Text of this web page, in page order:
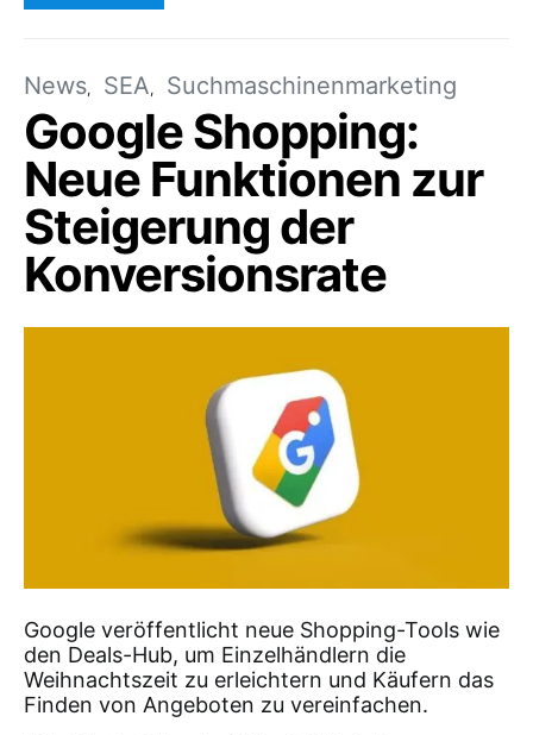
News SEA Suchmaschinenmarketing
Google Shopping:
Neue Funktionen zur
Steigerung der
Konversionsrate
Google veröffentlicht neue Shopping-Tools wie
den Deals-Hub, um Einzelhändlern die
Weihnachtszeit zu erleichtern und Käufern das
Finden von Angeboten zu vereinfachen.